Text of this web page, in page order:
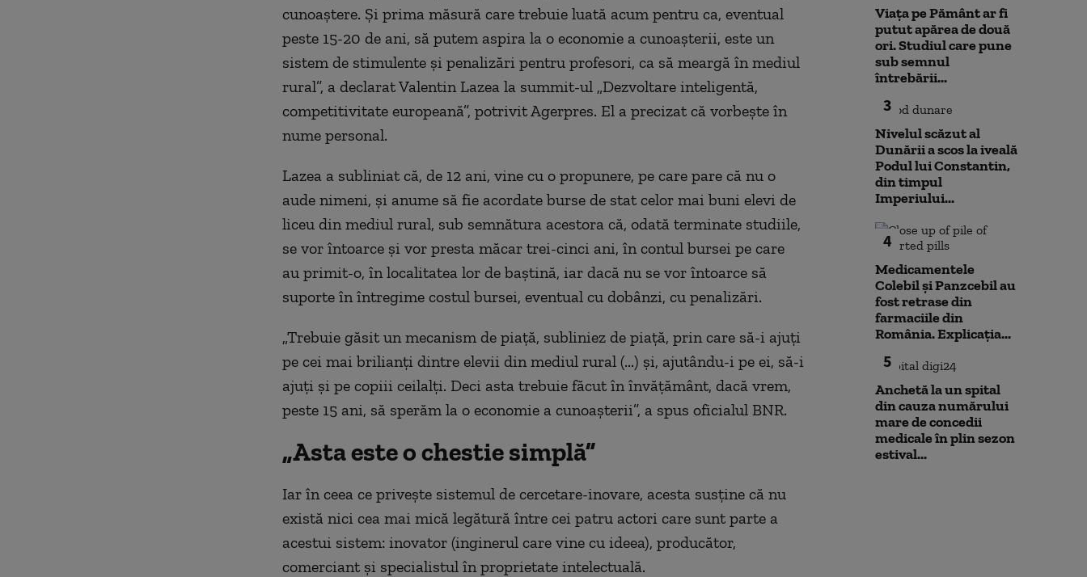
cunoaştere. Şi prima măsură care trebuie luată acum pentru ca, eventual
peste 15-20 de ani, să putem aspira la o economie a cunoaşterii, este un
sistem de stimulente şi penalizări pentru profesori, ca să meargă în mediul
rural”, a declarat Valentin Lazea la summit-ul „Dezvoltare inteligentă,
competitivitate europeană”, potrivit Agerpres. El a precizat că vorbeşte în
nume personal.
Lazea a subliniat că, de 12 ani, vine cu o propunere, pe care pare că nu o
aude nimeni, şi anume să fie acordate burse de stat celor mai buni elevi de
liceu din mediul rural, sub semnătura acestora că, odată terminate studiile,
se vor întoarce şi vor presta măcar trei-cinci ani, în contul bursei pe care
au primit-o, în localitatea lor de baştină, iar dacă nu se vor întoarce să
suporte în întregime costul bursei, eventual cu dobânzi, cu penalizări.
„Trebuie găsit un mecanism de piaţă, subliniez de piaţă, prin care să-i ajuţi
pe cei mai brilianţi dintre elevii din mediul rural (...) şi, ajutându-i pe ei, să-i
ajuţi şi pe copiii ceilalţi. Deci asta trebuie făcut în învăţământ, dacă vrem,
peste 15 ani, să sperăm la o economie a cunoaşterii”, a spus oficialul BNR.
„Asta este o chestie simplă”
Iar în ceea ce priveşte sistemul de cercetare-inovare, acesta susţine că nu
există nici cea mai mică legătură între cei patru actori care sunt parte a
acestui sistem: inovator (inginerul care vine cu ideea), producător,
comerciant şi specialistul în proprietate intelectuală.
Viața pe Pământ ar fi
putut apărea de două
ori. Studiul care pune
sub semnul
întrebării...
3
Nivelul scăzut al
Dunării a scos la iveală
Podul lui Constantin,
din timpul
Imperiului...
4
Medicamentele
Colebil și Panzcebil au
fost retrase din
farmaciile din
România. Explicația...
5
Anchetă la un spital
din cauza numărului
mare de concedii
medicale în plin sezon
estival...